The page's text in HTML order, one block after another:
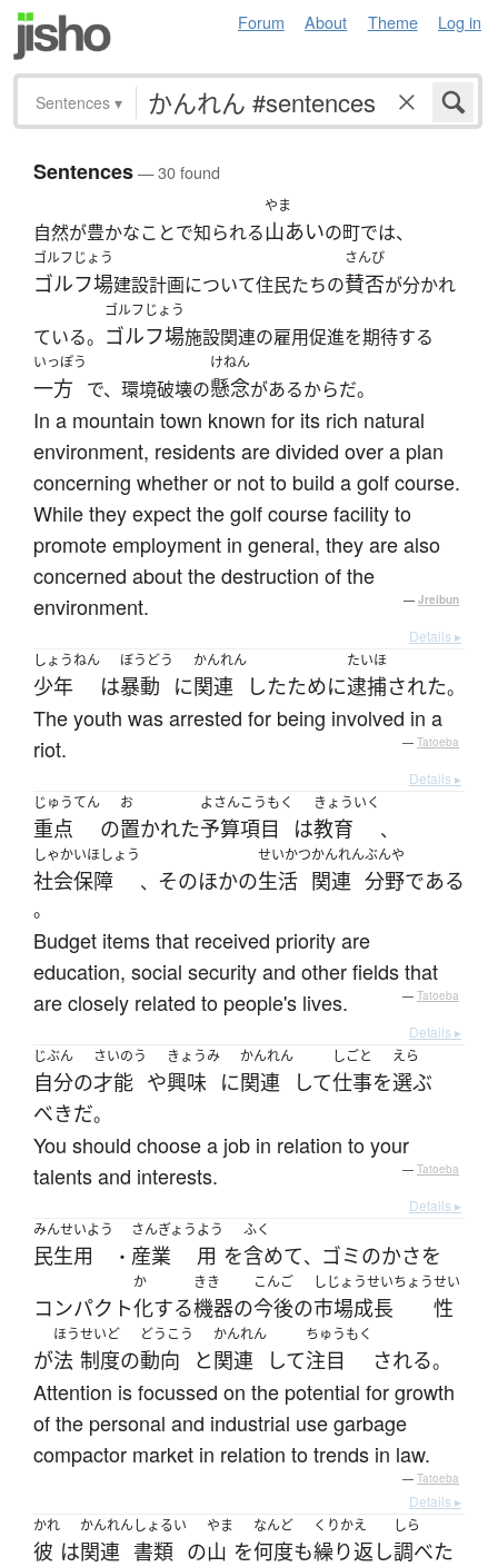
Forum About Theme Log in
Sentences ▾
Sentences— 30 found
自然が豊かなことで知られる
やま
山あいの町では、
ゴルフじょう
ゴルフ場建設計画について住民たちの
さんぴ
賛否が分かれ
ている。
ゴルフじょう
ゴルフ場施設関連の雇用促進を期待する
いっぽう
一方 で、環境破壊の
けねん
懸念があるからだ。
In a mountain town known for its rich natural
environment, residents are divided over a plan
concerning whether or not to build a golf course.
While they expect the golf course facility to
promote employment in general, they are also
concerned about the destruction of the
environment.
— Jreibun
Details ▸
しょうねん
少年 は
ぼうどう
暴動 に
かんれん
関連 したために
たいほ
逮捕された。
The youth was arrested for being involved in a
riot.
— Tatoeba
Details ▸
じゅうてん
重点 の
お
置かれた
よさん
予算
こうもく
項目 は
きょういく
教育 、
しゃかいほしょう
社会保障 、 そのほかの
せいかつ
生活
かんれん
関連
ぶんや
分野である
。
Budget items that received priority are
education, social security and other fields that
are closely related to people's lives.
— Tatoeba
Details ▸
じぶん
自分の
さいのう
才能 や
きょうみ
興味 に
かんれん
関連 して
しごと
仕事を
えら
選ぶ
べきだ。
You should choose a job in relation to your
talents and interests.
— Tatoeba
Details ▸
みんせいよう
民生用 ・
さんぎょう
産業
よう
用 を
ふく
含めて、 ゴミのかさを
コンパクト
か
化する
きき
機器の
こんご
今後の
しじょうせいちょう
市場成長
せい
性
が
ほう
法
せいど
制度の
どうこう
動向 と
かんれん
関連 して
ちゅうもく
注目 される。
Attention is focussed on the potential for growth
of the personal and industrial use garbage
compactor market in relation to trends in law.
— Tatoeba
Details ▸
かれ
彼 は
かんれん
関連
しょるい
書類 の
やま
山 を
なんど
何度も
くりかえ
繰り返し
しら
調べた